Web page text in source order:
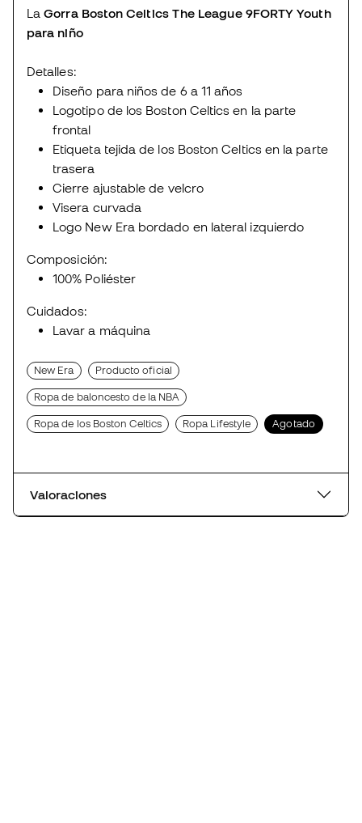
LaGorra Boston Celtics The League 9FORTY Youth
para niño
Detalles:
Diseño para niños de 6 a 11 años
Logotipo de los Boston Celtics en la parte
frontal
Etiqueta tejida de los Boston Celtics en la parte
trasera
Cierre ajustable de velcro
Visera curvada
Logo New Era bordado en lateral izquierdo
Composición:
100% Poliéster
Cuidados:
Lavar a máquina
New Era Producto oficial
Ropa de baloncesto de la NBA
Ropa de los Boston Celtics Ropa Lifestyle Agotado
Valoraciones